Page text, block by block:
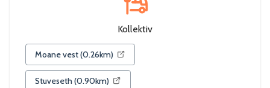
Kollektiv
Moane vest(0.26km)
Stuveseth(0.90km)